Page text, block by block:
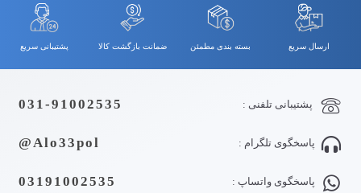
ارسال سریع بسته بندی مطمئن ضمانت بازگشت کالا پشتیبانی سریع
پشتیبانی تلفنی : 031-91002535
پاسخگوی تلگرام : Alo33pol@
پاسخگوی واتساپ : 03191002535